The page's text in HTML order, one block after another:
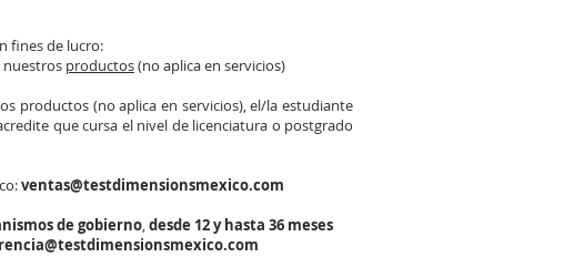
fines de lucro:
nuestros productos(no aplica en servicios)
productos (no aplica en servicios), el/la estudiante
que cursa el nivel de licenciatura o postgrado
ventas@testdimensionsmexico.com
de gobierno,desde 12 y hasta 36 meses